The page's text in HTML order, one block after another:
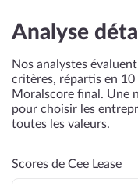
Analyse
Nos analystes
critères, répartis en
Moralscore final. Une
pour choisir les
toutes les valeurs.
Scores de Cee Lease